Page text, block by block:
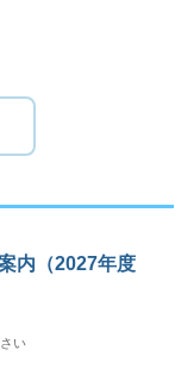
内（2027年度
い